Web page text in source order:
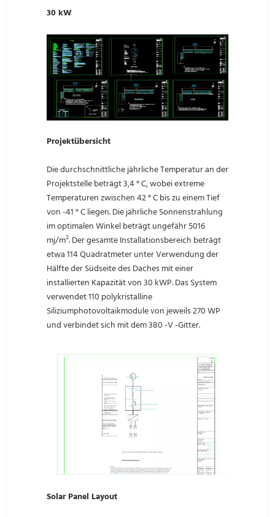
30 kW
Projektübersicht
Die durchschnittliche jährliche Temperatur an der
Projektstelle beträgt 3,4 ° C, wobei extreme
Temperaturen zwischen 42 ° C bis zu einem Tief
von -41 ° C liegen. Die jährliche Sonnenstrahlung
im optimalen Winkel beträgt ungefähr 5016
mj/m². Der gesamte Installationsbereich beträgt
etwa 114 Quadratmeter unter Verwendung der
Hälfte der Südseite des Daches mit einer
installierten Kapazität von 30 kWP. Das System
verwendet 110 polykristalline
Siliziumphotovoltaikmodule von jeweils 270 WP
und verbindet sich mit dem 380 -V -Gitter.
Solar Panel Layout